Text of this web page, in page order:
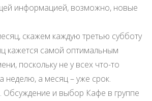
информацией, возможно, новые
скажем каждую третью субботу
кажется самой оптимальным
поскольку не у всех что-то
неделю, а месяц – уже срок.
Обсуждение и выбор Кафе в группе